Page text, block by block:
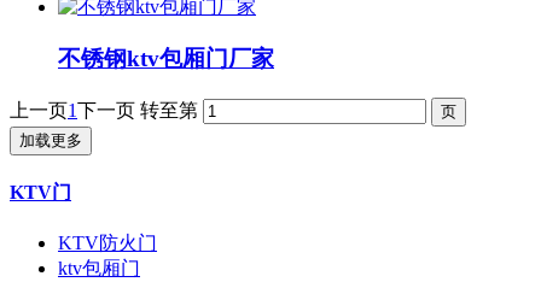
不锈钢ktv包厢门厂家
上一页1下一页 转至第
加载更多
KTV门
KTV防火门
ktv包厢门